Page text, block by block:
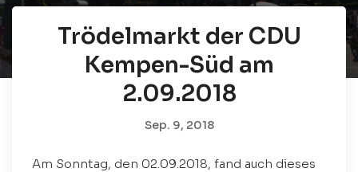
Trödelmarkt der CDU
Kempen-Süd am
2.09.2018
Sep. 9, 2018
Am Sonntag, den 02.09.2018, fand auch dieses